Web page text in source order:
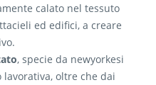
calato nel tessuto
ed edifici, a creare
, specie da newyorkesi
oltre che dai